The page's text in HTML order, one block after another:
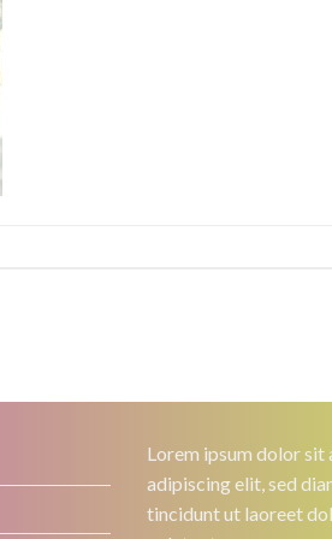
Lorem ipsum dolor sit
adipiscing elit, sed
tincidunt ut laoreet